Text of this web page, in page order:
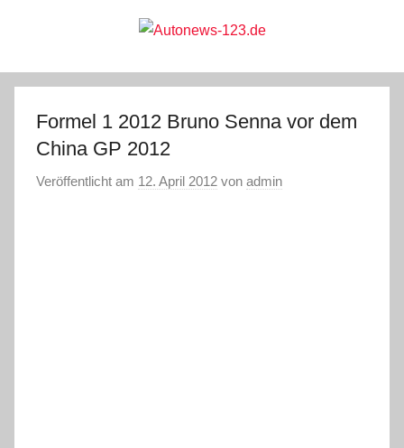
Autonews-
123.de
Formel 1 2012 Bruno Senna vor dem
China GP 2012
Veröffentlicht am 12. April 2012 von admin